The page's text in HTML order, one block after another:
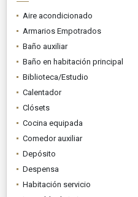
Aire acondicionado
Armarios Empotrados
Baño auxiliar
Baño en habitación principal
Biblioteca/Estudio
Calentador
Clósets
Cocina equipada
Comedor auxiliar
Depósito
Despensa
Habitación servicio